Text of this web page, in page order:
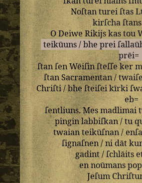
Noſtantureiſtas
kirſchaſtans
ODeiweRikijskastou
teikūuns/bhe prei
prēi=
ſtanſen Wēiſinſteſſeker
ſtanSacramentan/
Chriſti/bheſteiſeikīrki
eb=
ſentliuns.Mesmadlimai
pinginlabbiſkan/tu
twaian teikūſnan/
ſignaſnen/ni dāt
gadint/ſchlāits
ennoūmans
Jeſum